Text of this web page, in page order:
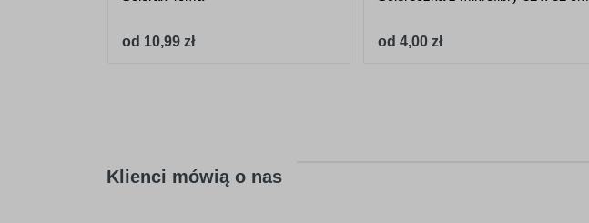
od 10,99 zł od 4,00 zł
Klienci mówią o nas